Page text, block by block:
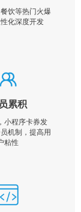
饮等热门火爆
化深度开发
累积
小程序卡券发
机制，提高用
粘性